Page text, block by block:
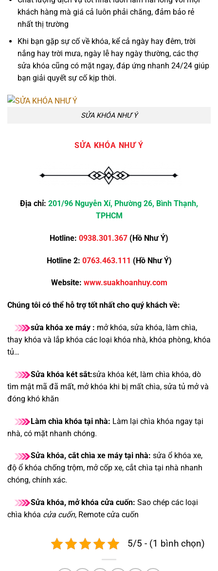
khách hàng mà giá cả luôn phải chăng, đảm bảo rẻ
nhất thị trường
Khi bạn gặp sự cố về khóa, kể cả ngày hay đêm, trời
nắng hay trời mưa, ngày lễ hay ngày thường, các thợ
sửa khóa cũng có mặt ngay, đáp ứng nhanh 24/24 giúp
bạn giải quyết sự cố kịp thời.
SỬA KHÓA NHƯ Ý
SỬA KHÓA NHƯ Ý
Địa chỉ: 201/96 Nguyễn Xí, Phường 26, Bình Thạnh,
TPHCM
Hotline: 0938.301.367 (Hồ Như Ý)
Hotline 2: 0763.463.111 (Hồ Như Ý)
Website: www.suakhoanhuy.com
Chúng tôi có thể hỗ trợ tốt nhất cho quý khách về:
sửa khóa xe máy : mở khóa, sửa khóa, làm chìa,
thay khóa và lắp khóa các loại khóa nhà, khóa phòng, khóa
tủ…
Sửa khóa két sắt:sửa khóa két, làm chìa khóa, dò
tìm mật mã đã mất, mở khóa khi bị mất chìa, sửa tủ mở và
đóng khó khăn
Làm chìa khóa tại nhà: Làm lại chìa khóa ngay tại
nhà, có mặt nhanh chóng.
Sửa khóa, cắt chìa xe máy tại nhà: sửa ổ khóa xe,
độ ổ khóa chống trộm, mở cốp xe, cắt chìa tại nhà nhanh
chóng, chính xác.
Sửa khóa, mở khóa cửa cuốn: Sao chép các loại
chìa khóa cửa cuốn, Remote cửa cuốn
5/5 - (1 bình chọn)